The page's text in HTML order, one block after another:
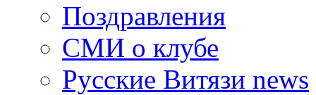
Поздравления
СМИ о клубе
Русские Витязи news